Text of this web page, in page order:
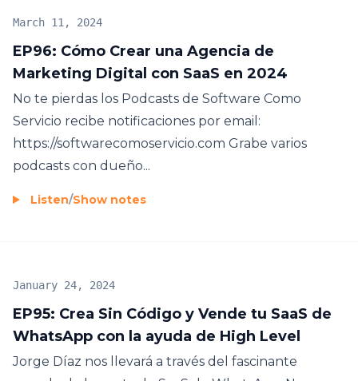
EP96: Cómo Crear una Agencia de
Marketing Digital con SaaS en 2024
March 11, 2024
No te pierdas los Podcasts de Software Como
Servicio recibe notificaciones por email:
https://softwarecomoservicio.com Grabe varios
podcasts con dueño...
Listen/Show notes
EP95: Crea Sin Código y Vende tu SaaS de
WhatsApp con la ayuda de High Level
January 24, 2024
Jorge Díaz nos llevará a través del fascinante